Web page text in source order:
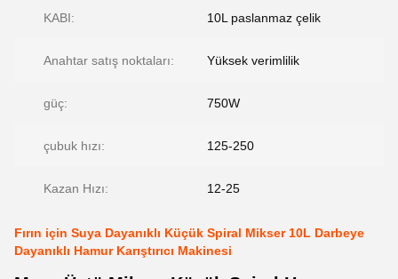
KABI: 10L paslanmaz çelik
Anahtar satış noktaları: Yüksek verimlilik
güç: 750W
çubuk hızı: 125-250
Kazan Hızı: 12-25
Fırın için Suya Dayanıklı Küçük Spiral Mikser 10L Darbeye
Dayanıklı Hamur Karıştırıcı Makinesi